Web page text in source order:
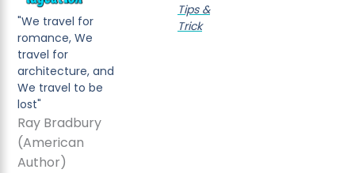
"We travel for
romance, We
travel for
architecture, and
We travel to be
lost"
Ray Bradbury
(American
Author)
Tips &
Trick